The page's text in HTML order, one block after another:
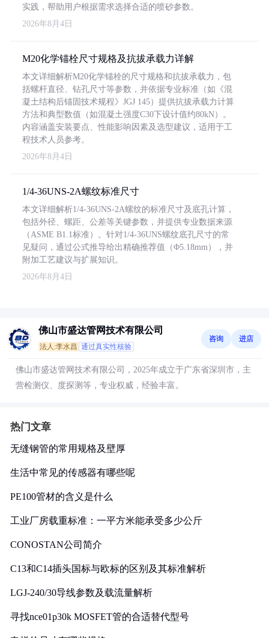
实践，帮助用户根据需求选择合适的喷砂参数。
2026年8月4日
M20化学锚栓尺寸规格及抗拔承载力详解
本文详细解析M20化学锚栓的尺寸规格和抗拔承载力，包
括螺杆直径、钻孔尺寸等参数，并依据专业标准（如《混
凝土结构后锚固技术规程》JGJ 145）提供抗拔承载力计算
方法和典型数值（如混凝土强度C30下设计值约80kN）。
内容涵盖安装要点、性能影响因素及选型建议，适用于工
程技术人员参考。
2026年8月4日
1/4-36UNS-2A螺纹标准尺寸
本文详细解析1/4-36UNS-2A螺纹的标准尺寸及底孔计算，
包括外径、螺距、公差等关键参数，并提供专业数据来源
（ASME B1.1标准）。针对1/4-36UNS螺纹底孔尺寸的常
见疑问，通过公式推导给出精确推荐值（Φ5.18mm），并
附加工艺建议与扩展知识。
2026年8月4日
佛山市盛达管网技术有限公司
法人:李水昌 通过真实性核验
咨询 进店
佛山市盛达管网技术有限公司，2025年成立于广东省深圳市，主
营检测仪、度探测等，专业权威，经验丰富。
热门文章
无缝钢管的常用规格及壁厚
生活中常见的传感器有哪些呢
PE100管材的含义是什么
工业厂房载重标准：一平方米能承受多少公斤
CONOSTAN公司简介
C13和C14插头国标与欧标的区别及其标准解析
LGJ-240/30导线参数及载流量解析
寻找nce01p30k MOSFET管的合适替代型号